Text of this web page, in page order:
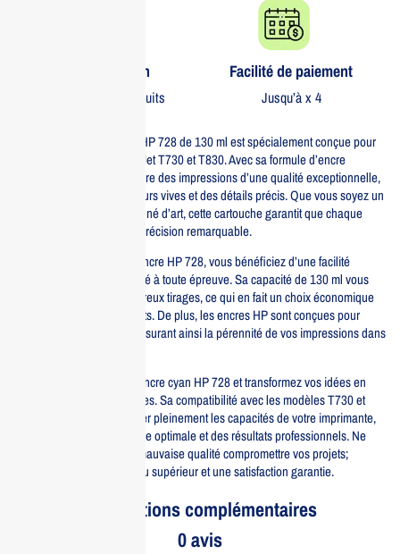
Garantie 1 an
Sur tous nos produits
Facilité de paiement
Jusqu’à x 4
La cartouche d’encre cyan HP 728 de 130 ml est spécialement conçue pour
les imprimantes HP DesignJet T730 et T830. Avec sa formule d’encre
avancée, cette cartouche offre des impressions d’une qualité exceptionnelle,
caractérisées par des couleurs vives et des détails précis. Que vous soyez un
professionnel ou un passionné d’art, cette cartouche garantit que chaque
projet est réalisé avec une précision remarquable.
En utilisant la cartouche d’encre HP 728, vous bénéficiez d’une facilité
d’installation et d’une fiabilité à toute épreuve. Sa capacité de 130 ml vous
permet de réaliser de nombreux tirages, ce qui en fait un choix économique
pour les utilisateurs fréquents. De plus, les encres HP sont conçues pour
résister à la décoloration, assurant ainsi la pérennité de vos impressions dans
Optez pour la cartouche d’encre cyan HP 728 et transformez vos idées en
réalisations impressionnantes. Sa compatibilité avec les modèles T730 et
T830 vous permet d’exploiter pleinement les capacités de votre imprimante,
offrant ainsi une performance optimale et des résultats professionnels. Ne
laissez pas des encres de mauvaise qualité compromettre vos projets;
choisissez HP pour un rendu supérieur et une satisfaction garantie.
Informations complémentaires
0 avis